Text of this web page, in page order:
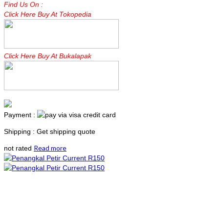
Find Us On :
Click Here Buy At Tokopedia
Click Here Buy At Bukalapak
Payment :
Shipping : Get shipping quote
not rated Read more